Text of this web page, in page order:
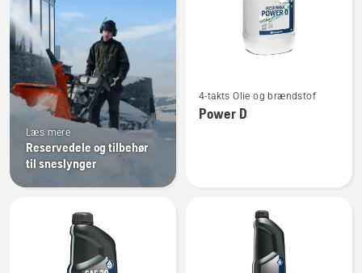
Læs mere
Reservedele og tilbehør
til sneslynger
flere
detaljer
4-takts Olie og brændstof
Power D